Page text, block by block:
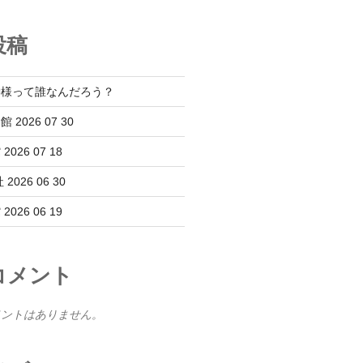
稿
って誰なんだろう？
2026 07 30
2026 07 18
2026 06 30
2026 06 19
ント
トはありません。